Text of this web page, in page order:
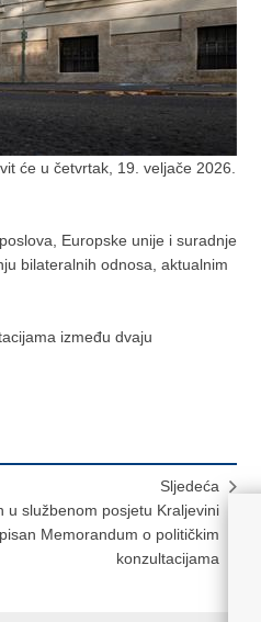
će u četvrtak, 19. veljače 2026.
Europske unije i suradnje
bilateralnih odnosa, aktualnim
između dvaju
Sljedeća
u službenom posjetu Kraljevini
Memorandum o političkim
konzultacijama